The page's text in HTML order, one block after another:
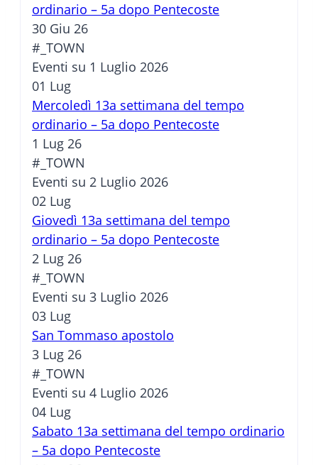
ordinario – 5a dopo Pentecoste
30 Giu 26
#_TOWN
Eventi su 1 Luglio 2026
01 Lug
Mercoledì 13a settimana del tempo
ordinario – 5a dopo Pentecoste
1 Lug 26
#_TOWN
Eventi su 2 Luglio 2026
02 Lug
Giovedì 13a settimana del tempo
ordinario – 5a dopo Pentecoste
2 Lug 26
#_TOWN
Eventi su 3 Luglio 2026
03 Lug
San Tommaso apostolo
3 Lug 26
#_TOWN
Eventi su 4 Luglio 2026
04 Lug
Sabato 13a settimana del tempo ordinario
– 5a dopo Pentecoste